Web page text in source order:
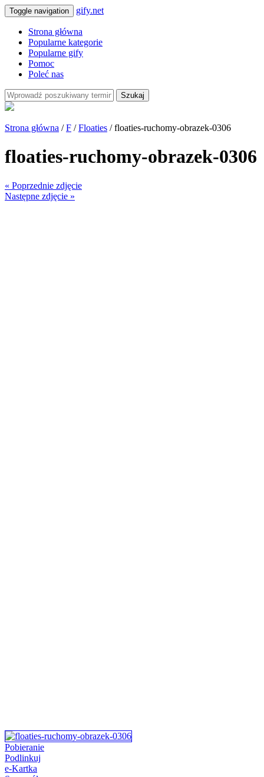
Toggle navigation gify.net
Strona główna
Popularne kategorie
Popularne gify
Pomoc
Poleć nas
Szukaj
Strona główna /F /Floaties / floaties-ruchomy-obrazek-0306
floaties-ruchomy-obrazek-0306
« Poprzednie zdjęcie
Następne zdjęcie »
Pobieranie
Podlinkuj
e-Kartka